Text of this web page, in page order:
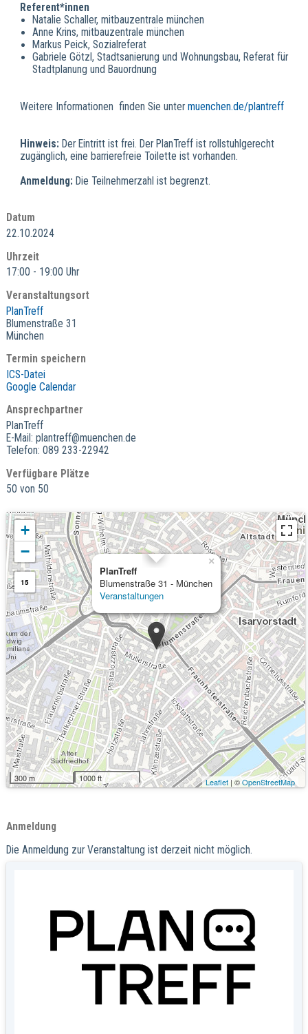
Referent*innen
Natalie Schaller, mitbauzentrale münchen
Anne Krins, mitbauzentrale münchen
Markus Peick, Sozialreferat
Gabriele Götzl, Stadtsanierung und Wohnungsbau, Referat für
Stadtplanung und Bauordnung
Weitere Informationen finden Sie untermuenchen.de/plantreff
Hinweis: Der Eintritt ist frei. Der PlanTreff ist rollstuhlgerecht
zugänglich, eine barrierefreie Toilette ist vorhanden.
Anmeldung: Die Teilnehmerzahl ist begrenzt.
Datum
22.10.2024
Uhrzeit
17:00 - 19:00 Uhr
Veranstaltungsort
PlanTreff
Blumenstraße 31
München
Termin speichern
ICS-Datei
Google Calendar
Ansprechpartner
PlanTreff
E-Mail: plantreff@muenchen.de
Telefon: 089 233-22942
Verfügbare Plätze
50 von 50
PlanTreff
Blumenstraße 31 - München
Veranstaltungen
×
+
−
15
300 m 1000 ft Leaflet| ©OpenStreetMap
Anmeldung
Die Anmeldung zur Veranstaltung ist derzeit nicht möglich.